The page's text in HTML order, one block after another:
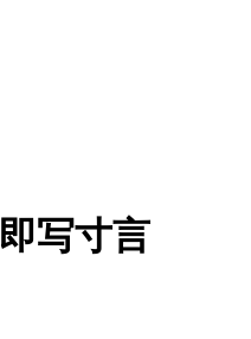
即写寸言